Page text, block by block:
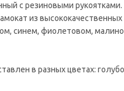
с резиновыми рукоятками.
из
синем, фиолетовом,
в разных цветах: